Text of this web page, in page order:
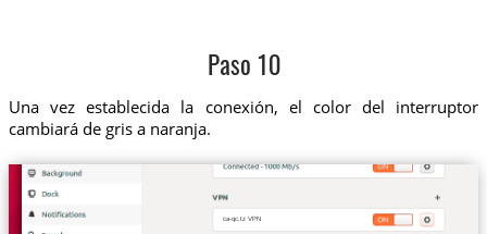
Paso 10
Una vez establecida la conexión, el color del interruptor
cambiará de gris a naranja.
ca-qc.tz VPN